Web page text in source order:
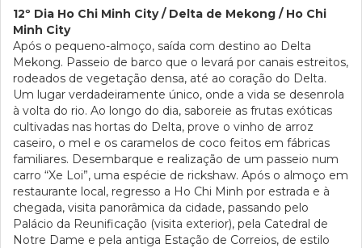
12º Dia Ho Chi Minh City / Delta de Mekong / Ho Chi
Minh City
Após o pequeno-almoço, saída com destino ao Delta
Mekong. Passeio de barco que o levará por canais estreitos,
rodeados de vegetação densa, até ao coração do Delta.
Um lugar verdadeiramente único, onde a vida se desenrola
à volta do rio. Ao longo do dia, saboreie as frutas exóticas
cultivadas nas hortas do Delta, prove o vinho de arroz
caseiro, o mel e os caramelos de coco feitos em fábricas
familiares. Desembarque e realização de um passeio num
carro “Xe Loi”, uma espécie de rickshaw. Após o almoço em
restaurante local, regresso a Ho Chi Minh por estrada e à
chegada, visita panorâmica da cidade, passando pelo
Palácio da Reunificação (visita exterior), pela Catedral de
Notre Dame e pela antiga Estação de Correios, de estilo